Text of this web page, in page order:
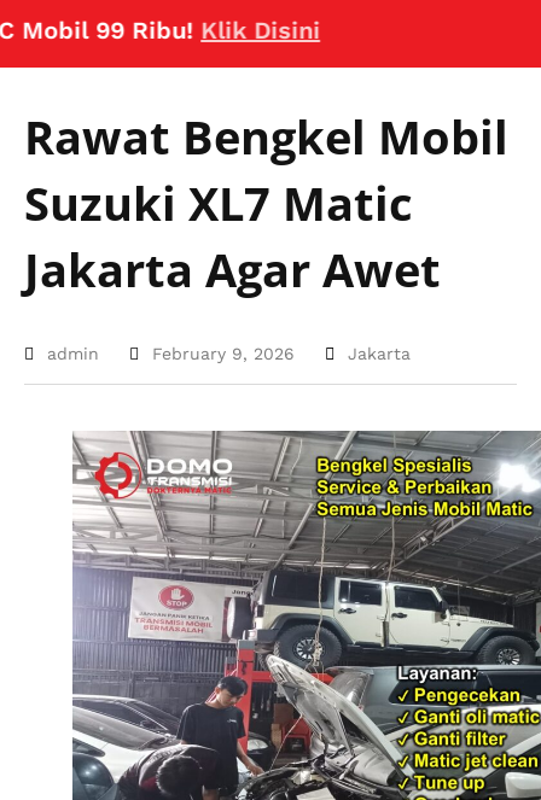
99 Ribu!Klik Disini
Rawat Bengkel Mobil
Suzuki XL7 Matic
Jakarta Agar Awet
admin February 9, 2026 Jakarta